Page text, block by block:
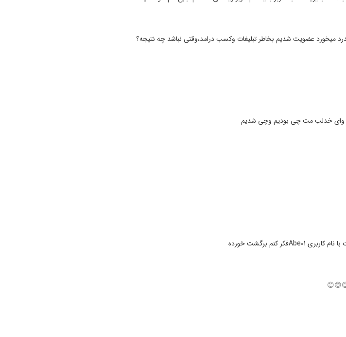
میخورد عضویت شدیم بخاطر تبلیغات وکسب درامد،وقتی نباشد چه نتیجه؟
وای خدلب مت چی بودیم وچی شدیم